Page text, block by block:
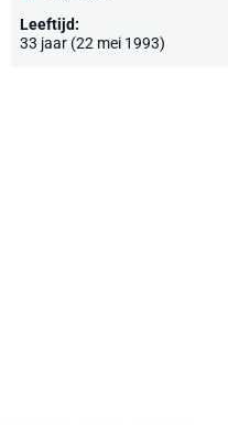
Leeftijd:
33 jaar (22 mei 1993)